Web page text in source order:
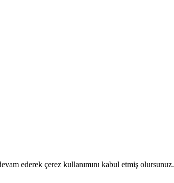
ederek çerez kullanımını kabul etmiş olursunuz.